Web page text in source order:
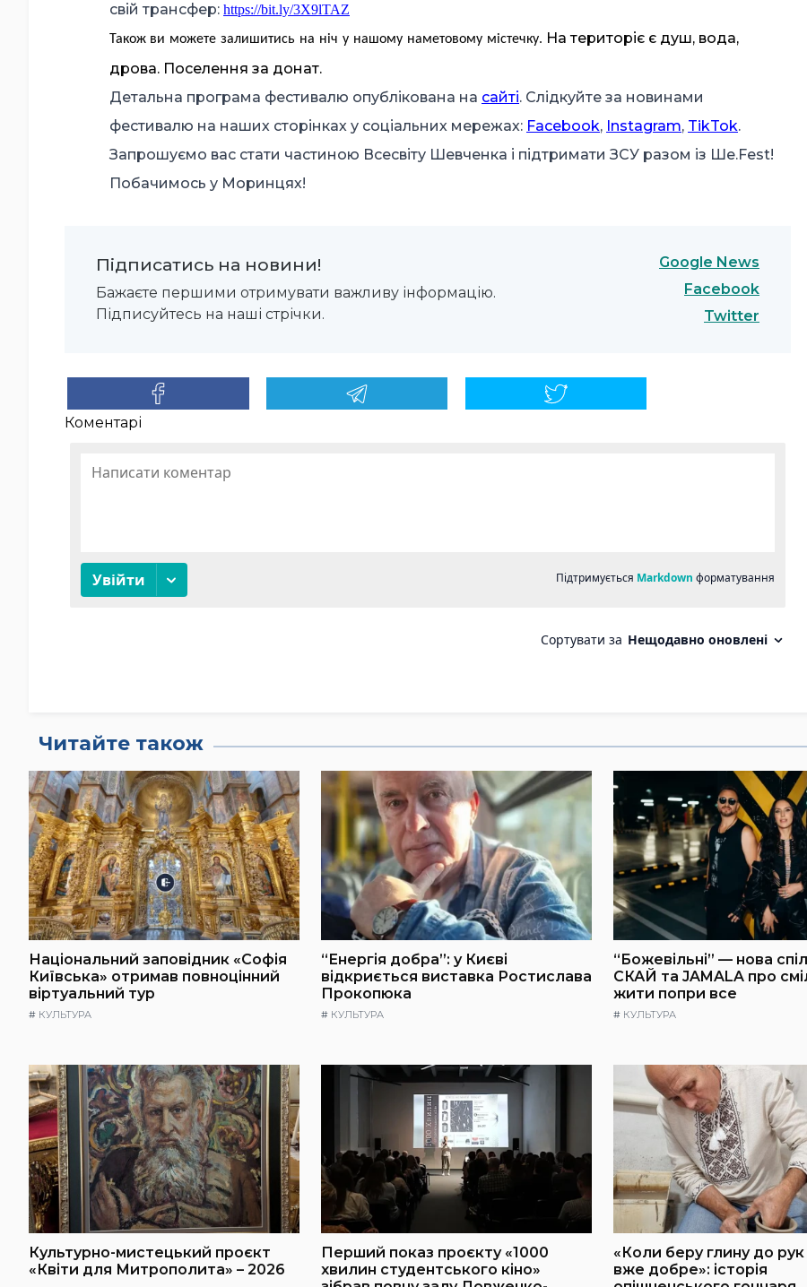
свій трансфер: https://bit.ly/3X9lTAZ
Також ви можете залишитись на ніч у нашому наметовому містечку. На територіє є душ, вода,
дрова. Поселення за донат.
Детальна програма фестивалю опублікована на сайті. Слідкуйте за новинами
фестивалю на наших сторінках у соціальних мережах: Facebook, Instagram, TikTok.
Запрошуємо вас стати частиною Всесвіту Шевченка і підтримати ЗСУ разом із Ше.Fest!
Побачимось у Моринцях!
Підписатись на новини!
Бажаєте першими отримувати важливу інформацію.
Підписуйтесь на наші стрічки.
Google News
Facebook
Twitter
Коментарі
Читайте також
Національний заповідник «Софія
Київська» отримав повноцінний
віртуальний тур
# КУЛЬТУРА
“Енергія добра”: у Києві
відкриється виставка Ростислава
Прокопюка
# КУЛЬТУРА
“Божевільні” — нова
СКАЙ та JAMALA про
жити попри все
# КУЛЬТУРА
Культурно-мистецький проєкт
«Квіти для Митрополита» – 2026
Перший показ проєкту «1000
хвилин студентського кіно»
«Коли беру глину до рук
вже добре»: історія